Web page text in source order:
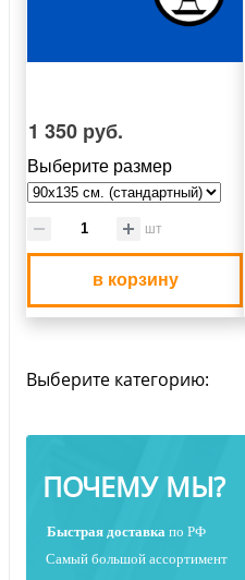
1 350 руб.
Выберите размер
шт
в корзину
Выберите категорию:
ПОЧЕМУ МЫ?
Быстрая доставка по РФ
Самый большой ассортимент